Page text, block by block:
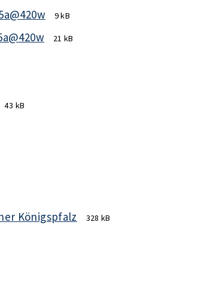
9 kB
21 kB
43 kB
Königspfalz 328 kB